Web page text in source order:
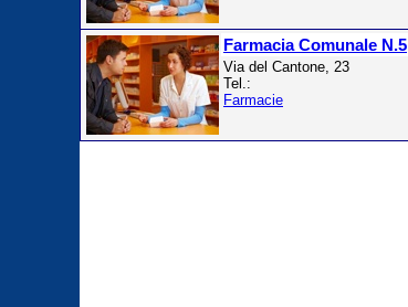
Farmacia Comunale N.5
Via del Cantone, 23
Tel.:
Farmacie